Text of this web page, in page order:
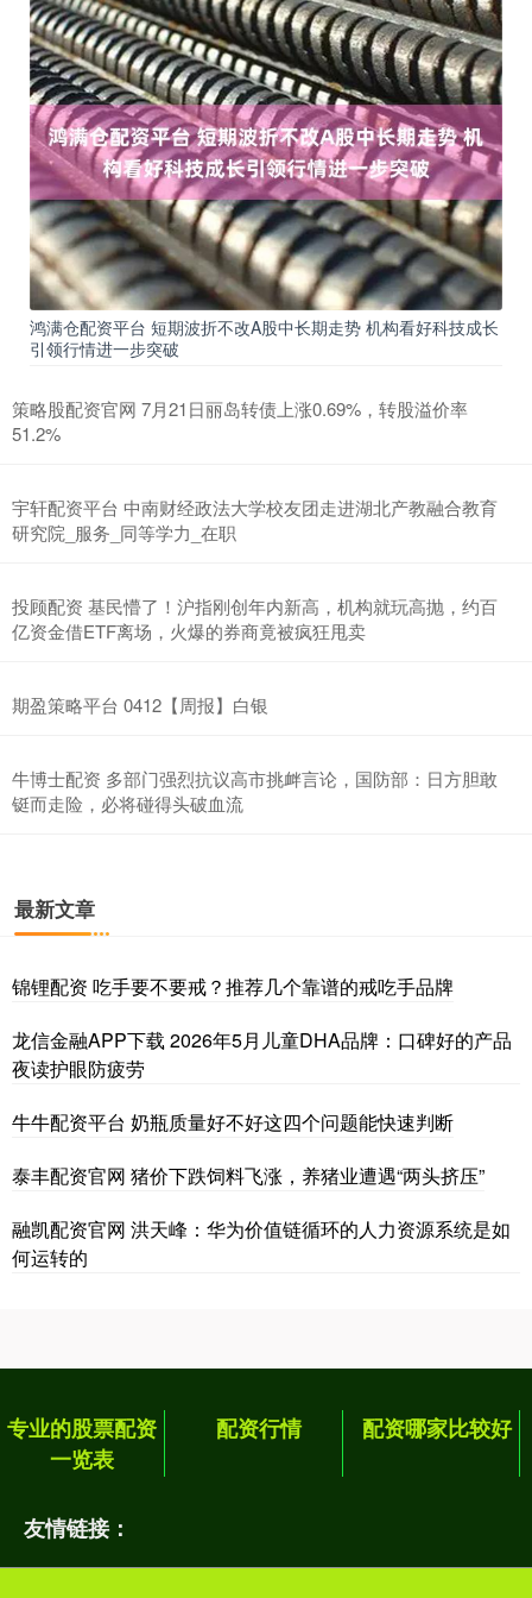
鸿满仓配资平台 短期波折不改A股中长期走势 机构看好科技成长
引领行情进一步突破
策略股配资官网 7月21日丽岛转债上涨0.69%，转股溢价率
51.2%
宇轩配资平台 中南财经政法大学校友团走进湖北产教融合教育
研究院_服务_同等学力_在职
投顾配资 基民懵了！沪指刚创年内新高，机构就玩高抛，约百
亿资金借ETF离场，火爆的券商竟被疯狂甩卖
期盈策略平台 0412【周报】白银
牛博士配资 多部门强烈抗议高市挑衅言论，国防部：日方胆敢
铤而走险，必将碰得头破血流
最新文章
锦锂配资 吃手要不要戒？推荐几个靠谱的戒吃手品牌
龙信金融APP下载 2026年5月儿童DHA品牌：口碑好的产品
夜读护眼防疲劳
牛牛配资平台 奶瓶质量好不好这四个问题能快速判断
泰丰配资官网 猪价下跌饲料飞涨，养猪业遭遇“两头挤压”
融凯配资官网 洪天峰：华为价值链循环的人力资源系统是如
何运转的
专业的股票配资
一览表
配资行情 配资哪家比较好
友情链接：